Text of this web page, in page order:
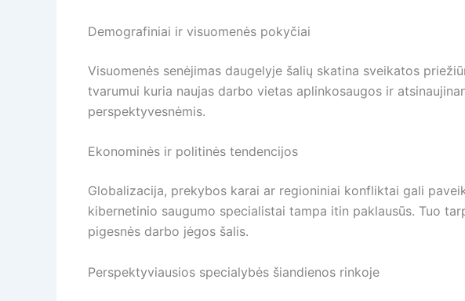
Demografiniai ir visuomenės pokyčiai
Visuomenės senėjimas daugelyje šalių skatina sveikatos
tvarumui kuria naujas darbo vietas aplinkosaugos ir
perspektyvesnėmis.
Ekonominės ir politinės tendencijos
Globalizacija, prekybos karai ar regioniniai konfliktai gali
kibernetinio saugumo specialistai tampa itin paklausūs. Tuo
pigesnės darbo jėgos šalis.
Perspektyviausios specialybės šiandienos rinkoje